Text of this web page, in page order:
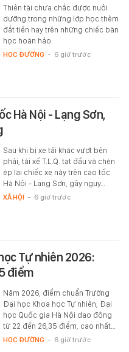
Thiên tài chưa chắc được nuôi
dưỡng trong những lớp học thêm
đắt tiền hay trên những chiếc bàn
học hoàn hảo.
HỌC ĐƯỜNG - 6 giờ trước
Hà Nội - Lạng Sơn,
Sau khi bị xe tải khác vượt bên
phải, tài xế T.L.Q. tạt đầu và chèn
ép lại chiếc xe này trên cao tốc
Hà Nội - Lạng Sơn, gây nguy…
XÃ HỘI - 6 giờ trước
Tự nhiên 2026:
điểm
Năm 2026, điểm chuẩn Trường
Đại học Khoa học Tự nhiên, Đại
học Quốc gia Hà Nội dao động
từ 22 đến 26,35 điểm, cao nhất…
HỌC ĐƯỜNG - 6 giờ trước